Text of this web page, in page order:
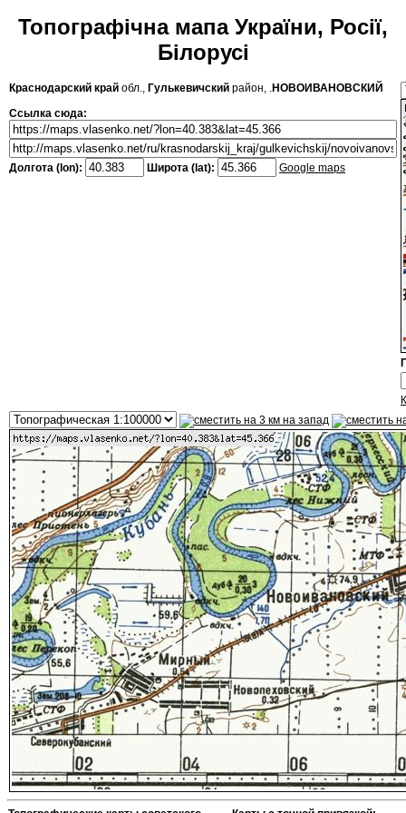
Топографічна мапа України, Росії,
Білорусі
Краснодарский край обл., Гулькевичский район, .НОВОИВАНОВСКИЙ
Ссылка сюда:
Долгота (lon): Широта (lat): Google maps